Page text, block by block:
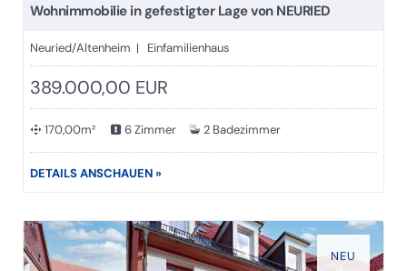
Wohnimmobilie in gefestigter Lage von NEURIED
Neuried/Altenheim | Einfamilienhaus
389.000,00 EUR
170,00m² 6 Zimmer 2 Badezimmer
DETAILS ANSCHAUEN »
NEU